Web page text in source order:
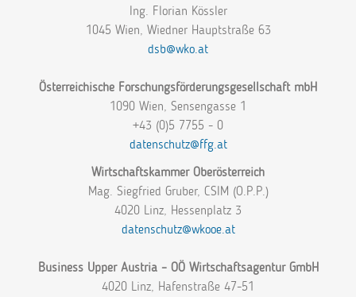
Ing. Florian Kössler
1045 Wien, Wiedner Hauptstraße 63
dsb@wko.at
Österreichische Forschungsförderungsgesellschaft mbH
1090 Wien, Sensengasse 1
+43 (0)5 7755 - 0
datenschutz@ffg.at
Wirtschaftskammer Oberösterreich
Mag. Siegfried Gruber, CSIM (O.P.P.)
4020 Linz, Hessenplatz 3
datenschutz@wkooe.at
Business Upper Austria – OÖ Wirtschaftsagentur GmbH
4020 Linz, Hafenstraße 47-51